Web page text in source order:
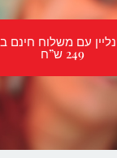
עם משלוח חינם
249 ש”ח